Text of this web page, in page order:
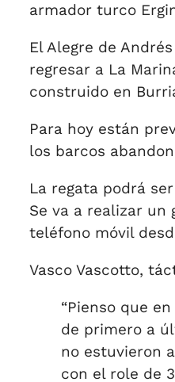
armador turco
El Alegre de
regresar a La
construido en
Para hoy están
los barcos
La regata podrá
Se va a realizar un
teléfono móvil
Vasco Vascotto,
“Pienso que
de primero a
no estuvieron
con el role de